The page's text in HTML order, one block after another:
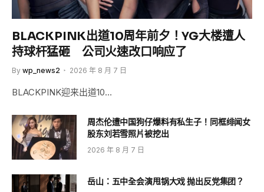
BLACKPINK出道10周年前夕！YG大楼遭人
持球杆猛砸 公司火速改口响应了
By wp_news2 2026 年 8 月 7 日
BLACKPINK迎来出道10…
周杰伦遭中国狗仔爆料有私生子！同框绯闻女
股东刘若雪照片被挖出
2026 年 8 月 7 日
岳山：五中全会演甩锅大戏 抛出反党集团？